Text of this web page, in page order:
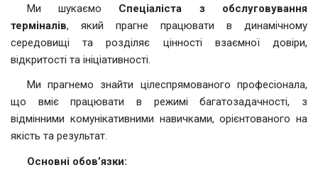
Ми шукаємо Спеціаліста з обслуговування
терміналів, який прагне працювати в динамічному
середовищі та розділяє цінності взаємної довіри,
відкритості та ініціативності.
Ми прагнемо знайти цілеспрямованого професіонала,
що вміє працювати в режимі багатозадачності, з
відмінними комунікативними навичками, орієнтованого на
якість та результат.
Основні обов’язки: